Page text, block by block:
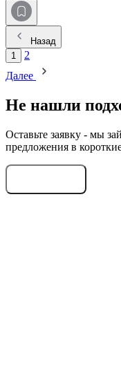
Назад
1
2
Далее
Не нашли
Оставьте заявку - мы
предложения в